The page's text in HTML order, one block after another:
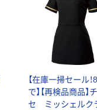
【在庫一掃セール！
で】【再検品商品】
セ ミッシェルク